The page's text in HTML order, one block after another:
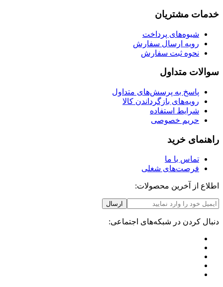
خدمات مشتریان
شیوه‌های پرداخت
رویه ارسال سفارش
نحوه ثبت سفارش
سوالات متداول
پاسخ به پرسش‌های متداول
رویه‌های بازگرداندن کالا
شرایط استفاده
حریم خصوصی
راهنمای خرید
تماس با ما
فرصت‌های شغلی
اطلاع از آخرین محصولات:
ارسال
دنبال کردن در شبکه‌های اجتماعی: